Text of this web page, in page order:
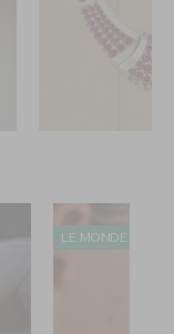
LE MONDE DES